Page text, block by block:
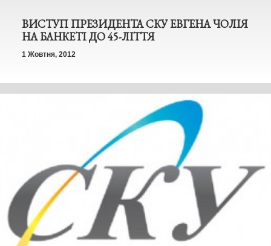
ВИСТУП ПРЕЗИДЕНТА СКУ ЕВГЕНА ЧОЛІЯ
НА БАНКЕТІ ДО 45-ЛІТТЯ
1 Жовтня, 2012